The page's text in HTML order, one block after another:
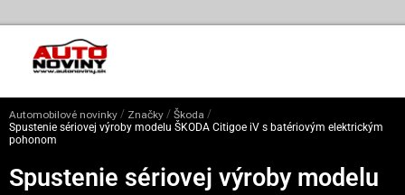
Automobilové novinky / Značky / Škoda /
Spustenie sériovej výroby modelu ŠKODA Citigoe iV s batériovým elektrickým
pohonom
Spustenie sériovej výroby modelu